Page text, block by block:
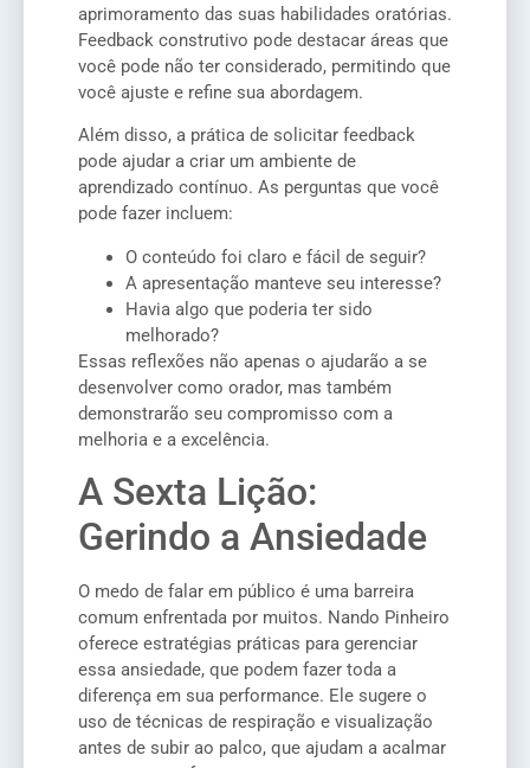
aprimoramento das suas habilidades oratórias.
Feedback construtivo pode destacar áreas que
você pode não ter considerado, permitindo que
você ajuste e refine sua abordagem.
Além disso, a prática de solicitar feedback
pode ajudar a criar um ambiente de
aprendizado contínuo. As perguntas que você
pode fazer incluem:
O conteúdo foi claro e fácil de seguir?
A apresentação manteve seu interesse?
Havia algo que poderia ter sido
melhorado?
Essas reflexões não apenas o ajudarão a se
desenvolver como orador, mas também
demonstrarão seu compromisso com a
melhoria e a excelência.
A Sexta Lição:
Gerindo a Ansiedade
O medo de falar em público é uma barreira
comum enfrentada por muitos. Nando Pinheiro
oferece estratégias práticas para gerenciar
essa ansiedade, que podem fazer toda a
diferença em sua performance. Ele sugere o
uso de técnicas de respiração e visualização
antes de subir ao palco, que ajudam a acalmar